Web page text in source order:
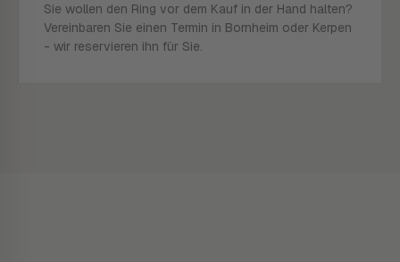
Sie wollen den Ring vor dem Kauf in der Hand halten?
Vereinbaren Sie einen Termin in Bornheim oder Kerpen
- wir reservieren ihn für Sie.